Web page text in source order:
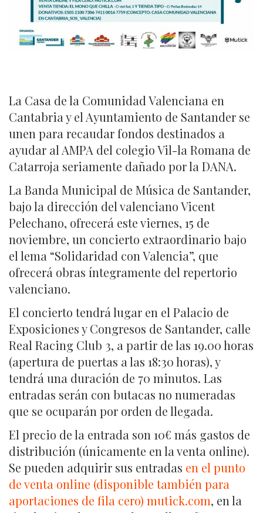
La Casa de la Comunidad Valenciana en
Cantabria y el Ayuntamiento de Santander se
unen para recaudar fondos destinados a
ayudar al AMPA del colegio Vil-la Romana de
Catarroja seriamente dañado por la DANA.
La Banda Municipal de Música de Santander,
bajo la dirección del valenciano Vicent
Pelechano, ofrecerá este viernes, 15 de
noviembre, un concierto extraordinario bajo
el lema “Solidaridad con Valencia”, que
ofrecerá obras íntegramente del repertorio
valenciano.
El concierto tendrá lugar en el Palacio de
Exposiciones y Congresos de Santander, calle
Real Racing Club 3, a partir de las 19.00 horas
(apertura de puertas a las 18:30 horas), y
tendrá una duración de 70 minutos. Las
entradas serán con butacas no numeradas
que se ocuparán por orden de llegada.
El precio de la entrada son 10€ más gastos de
distribución (únicamente en la venta online).
Se pueden adquirir sus entradas en el punto
de venta online (disponible también para
aportaciones de fila cero) mutick.com, en la